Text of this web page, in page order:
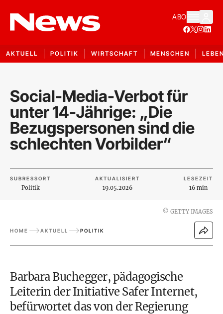
ABO
AKTUELL POLITIK WIRTSCHAFT MENSCHEN
Social-Media-Verbot für
unter 14-Jährige: „Die
Bezugspersonen sind die
schlechten Vorbilder“
SUBRESSORT
Politik
AKTUALISIERT
19.05.2026
LESEZEIT
16 min
© GETTY IMAGES
HOME AKTUELL POLITIK
Barbara Buchegger, pädagogische
Leiterin der Initiative Safer Internet,
befürwortet das von der Regierung